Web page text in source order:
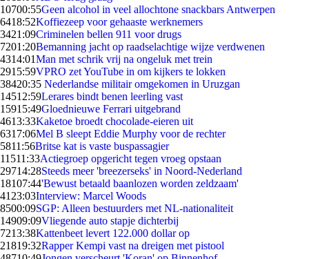
10700:55Geen alcohol in veel allochtone snackbars Antwerpen
6418:52Koffiezeep voor gehaaste werknemers
3421:09Criminelen bellen 911 voor drugs
7201:20Bemanning jacht op raadselachtige wijze verdwenen
4314:01Man met schrik vrij na ongeluk met trein
2915:59VPRO zet YouTube in om kijkers te lokken
38420:35 Nederlandse militair omgekomen in Uruzgan
14512:59Lerares bindt benen leerling vast
15915:49Gloednieuwe Ferrari uitgebrand
4613:33Kaketoe broedt chocolade-eieren uit
6317:06Mel B sleept Eddie Murphy voor de rechter
5811:56Britse kat is vaste buspassagier
11511:33Actiegroep opgericht tegen vroeg opstaan
29714:28Steeds meer 'breezerseks' in Noord-Nederland
18107:44'Bewust betaald baanlozen worden zeldzaam'
41 23:03Interview: Marcel Woods
8500:09SGP: Alleen bestuurders met NL-nationaliteit
14909:09Vliegende auto stapje dichterbij
7213:38Kattenbeet levert 122.000 dollar op
21819:32Rapper Kempi vast na dreigen met pistool